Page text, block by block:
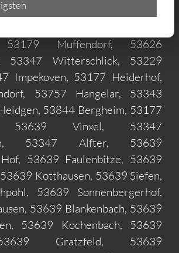
53229 Niederholtorf, 53639
53179 Muffendorf, 53626
53347 Witterschlick, 53229
Impekoven, 53177 Heiderhof,
53757 Hangelar, 53343
53844 Bergheim, 53177
53639 Vinxel, 53347
53347 Alfter, 53639
53639 Faulenbitze, 53639
Kotthausen, 53639 Siefen,
53639 Sonnenbergerhof,
53639 Blankenbach, 53639
53639 Kochenbach, 53639
Gratzfeld, 53639